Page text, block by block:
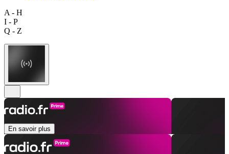
A - H
I - P
Q - Z
En savoir plus